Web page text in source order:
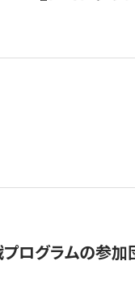
ログラムの参